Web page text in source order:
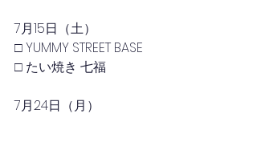
7月15日（土）
□ YUMMY STREET BASE
□ たい焼き 七福
7月24日（月）